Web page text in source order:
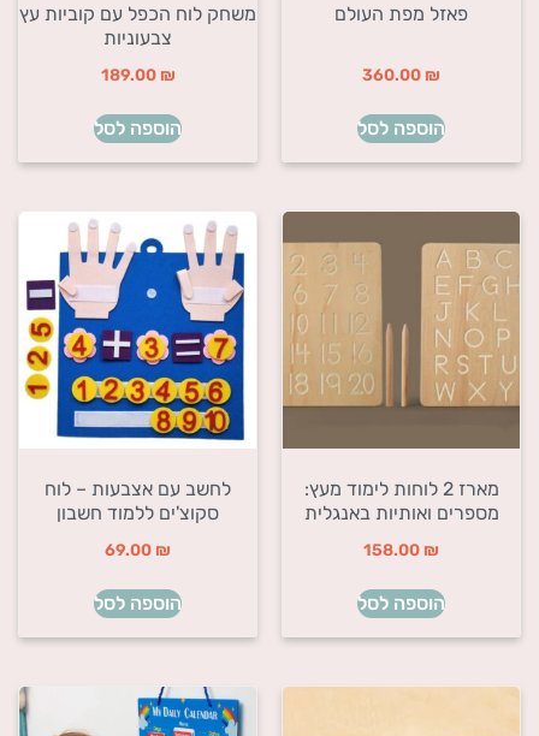
פאזל מפת העולם
360.00 ₪
הוספה לסל
משחק לוח הכפל עם קוביות עץ
צבעוניות
189.00 ₪
הוספה לסל
מארז 2 לוחות לימוד מעץ:
מספרים ואותיות באנגלית
158.00 ₪
הוספה לסל
לחשב עם אצבעות – לוח
סקוצ'ים ללמוד חשבון
69.00 ₪
הוספה לסל